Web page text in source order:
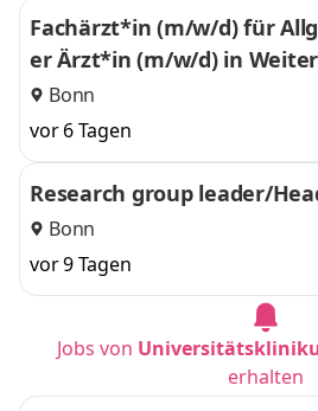
Fachärzt*in (m/w/d) für
er Ärzt*in (m/w/d) in
nmedizin ab 3. WB-Jahr für
und Lehrforschung
Bonn
vor 6 Tagen
Research group leader/
Bonn
vor 9 Tagen
Jobs von
erhalten